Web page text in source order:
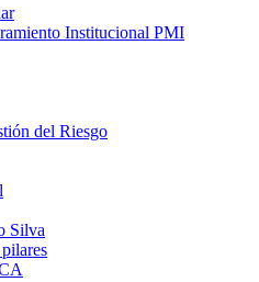
Institucional PMI
del Riesgo
Silva